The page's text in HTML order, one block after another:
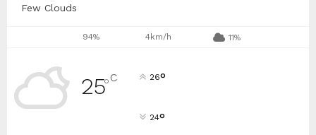
Few Clouds
94% 4km/h 11%
25°C 26°
24°